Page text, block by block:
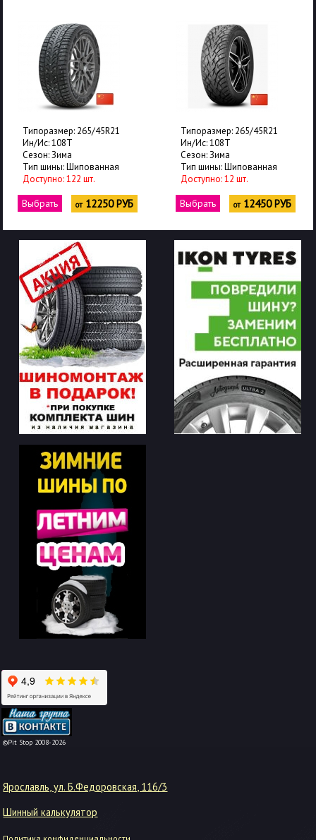
Типоразмер: 265/45R21
Ин/Ис: 108T
Сезон: Зима
Тип шины: Шипованная
Доступно: 12 шт.
Выбрать от12450 РУБ
Типоразмер: 265/45R21
Ин/Ис: 108T
Сезон: Зима
Тип шины: Шипованная
Доступно: 64 шт.
Выбрать от12450 РУБ
©Pit Stop 2008-2026
-->
Ярославль, ул. Б.Федоровская, 116/3
Шинный калькулятор